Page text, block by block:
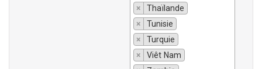
×
Thaïlande
×
Tunisie
×
Turquie
×
Viêt Nam